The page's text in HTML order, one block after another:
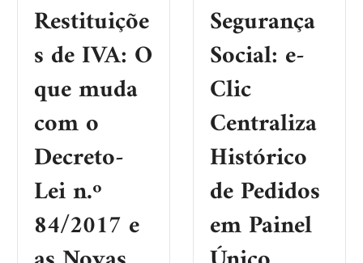
Restituiçõe
s de IVA: O
que muda
com o
Decreto-
Lei n.º
84/2017 e
Segurança
Social: e-
Clic
Centraliza
Histórico
de Pedidos
em Painel